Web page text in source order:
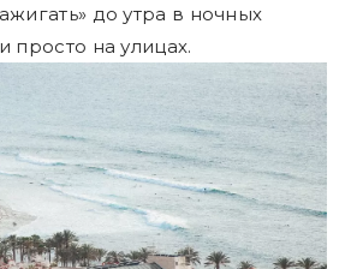
до утра в ночных
просто на улицах.